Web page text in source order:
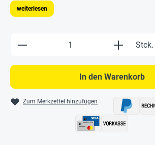
weiterlesen
Produkt Anzahl: Gib den Stck.
In den Warenkorb
Zum Merkzettel hinzufügen